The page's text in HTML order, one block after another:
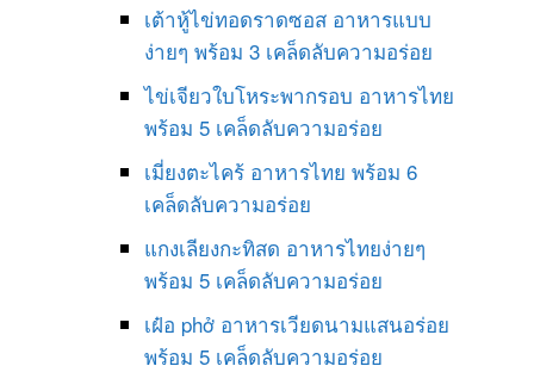
เต้าหู้ไข่ทอดราดซอส อาหารแบบ
ง่ายๆ พร้อม 3 เคล็ดลับความอร่อย
ไข่เจียวใบโหระพากรอบ อาหารไทย
พร้อม 5 เคล็ดลับความอร่อย
เมี่ยงตะไคร้ อาหารไทย พร้อม 6
เคล็ดลับความอร่อย
แกงเลียงกะทิสด อาหารไทยง่ายๆ
พร้อม 5 เคล็ดลับความอร่อย
เฝ๋อ phở อาหารเวียดนามแสนอร่อย
พร้อม 5 เคล็ดลับความอร่อย